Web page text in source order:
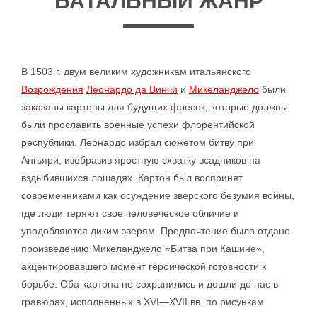
В 1503 г. двум великим художникам итальянского
Возрождения Леонардо да Винчи и Микеланджело были
заказаны картоны для будущих фресок, которые должны
были прославить военные успехи флорентийской
республики. Леонардо избрал сюжетом битву при
Ангьяри, изобразив яростную схватку всадников на
вздыбившихся лошадях. Картон был воспринят
современниками как осуждение зверского безумия войны,
где люди теряют свое человеческое обличие и
уподобляются диким зверям. Предпочтение было отдано
произведению Микеланджело «Битва при Кашине»,
акцентировавшего момент героической готовности к
борьбе. Оба картона не сохранились и дошли до нас в
гравюрах, исполненных в XVI—XVII вв. по рисункам